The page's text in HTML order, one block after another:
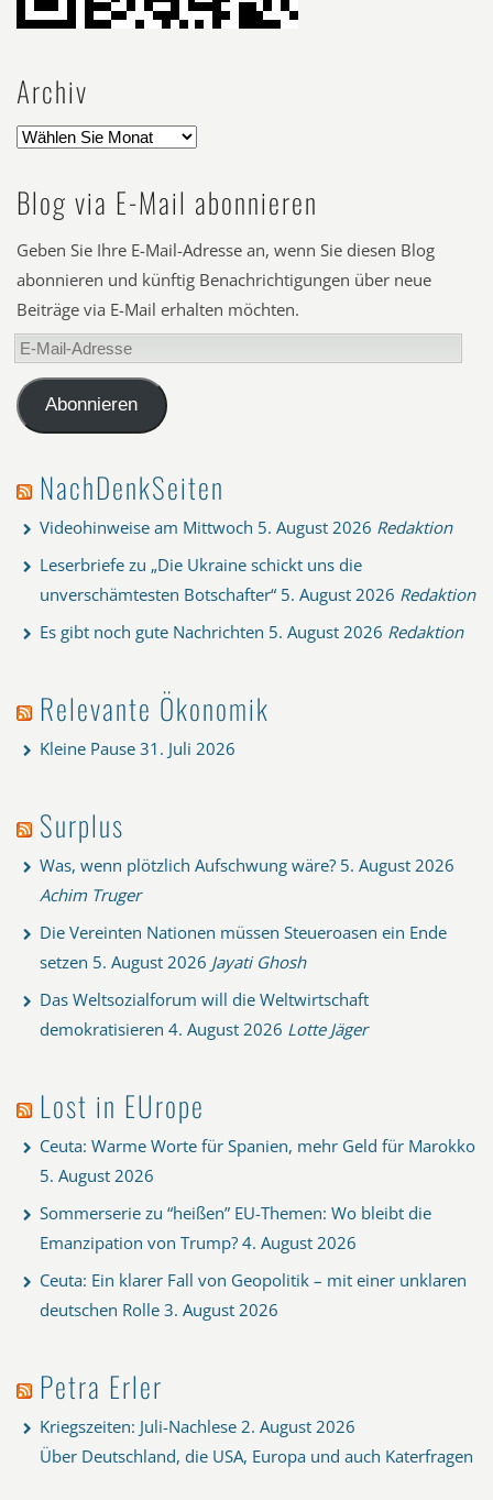
Archiv
Blog via E-Mail abonnieren
Geben Sie Ihre E-Mail-Adresse an, wenn Sie diesen Blog
abonnieren und künftig Benachrichtigungen über neue
Beiträge via E-Mail erhalten möchten.
E-
Mail-
AdresseAbonnieren
NachDenkSeiten
Videohinweise am Mittwoch 5. August 2026 Redaktion
Leserbriefe zu „Die Ukraine schickt uns die
unverschämtesten Botschafter“ 5. August 2026 Redaktion
Es gibt noch gute Nachrichten 5. August 2026 Redaktion
Relevante Ökonomik
Kleine Pause 31. Juli 2026
Surplus
Was, wenn plötzlich Aufschwung wäre? 5. August 2026
Achim Truger
Die Vereinten Nationen müssen Steueroasen ein Ende
setzen 5. August 2026 Jayati Ghosh
Das Weltsozialforum will die Weltwirtschaft
demokratisieren 4. August 2026 Lotte Jäger
Lost in EUrope
Ceuta: Warme Worte für Spanien, mehr Geld für Marokko
5. August 2026
Sommerserie zu “heißen” EU-Themen: Wo bleibt die
Emanzipation von Trump? 4. August 2026
Ceuta: Ein klarer Fall von Geopolitik – mit einer unklaren
deutschen Rolle 3. August 2026
Petra Erler
Kriegszeiten: Juli-Nachlese 2. August 2026
Über Deutschland, die USA, Europa und auch Katerfragen